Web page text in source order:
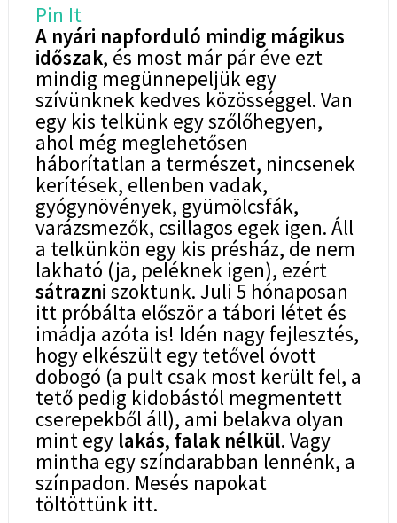
Pin It
A nyári napforduló mindig mágikus
időszak, és most már pár éve ezt
mindig megünnepeljük egy
szívünknek kedves közösséggel. Van
egy kis telkünk egy szőlőhegyen,
ahol még meglehetősen
háborítatlan a természet, nincsenek
kerítések, ellenben vadak,
gyógynövények, gyümölcsfák,
varázsmezők, csillagos egek igen. Áll
a telkünkön egy kis présház, de nem
lakható (ja, peléknek igen), ezért
sátrazni szoktunk. Juli 5 hónaposan
itt próbálta először a tábori létet és
imádja azóta is! Idén nagy fejlesztés,
hogy elkészült egy tetővel óvott
dobogó (a pult csak most került fel, a
tető pedig kidobástól megmentett
cserepekből áll), ami belakva olyan
mint egy lakás, falak nélkül. Vagy
mintha egy színdarabban lennénk, a
színpadon. Mesés napokat
töltöttünk itt.